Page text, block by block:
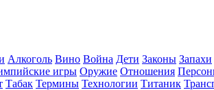
Алкоголь Вино Война Дети Законы Запахи
игры Оружие Отношения
Табак Термины Технологии Титаник